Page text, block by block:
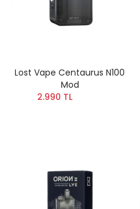
Lost Vape Centaurus N100
Mod
2.990 TL